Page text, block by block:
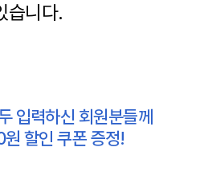
습니다.
입력하신 회원분들께
할인 쿠폰 증정!